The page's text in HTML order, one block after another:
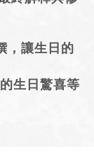
，讓生日的
生日驚喜等